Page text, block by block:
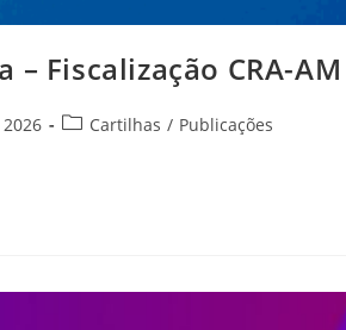
Fiscalização CRA-AM
Cartilhas / Publicações